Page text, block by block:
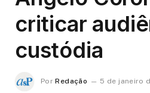
criticar
custódia
Por Redação
5 de janeiro